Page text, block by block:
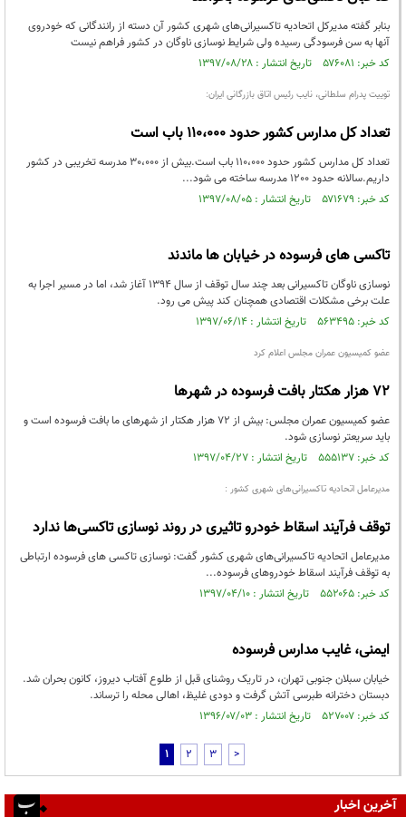
بنابر گفته مدیرکل اتحادیه تاکسیرانی‌های شهری کشور آن دسته از رانندگانی که خودروی
آنها به سن فرسودگی رسیده ولی شرایط نوسازی ناوگان در کشور فراهم نیست
کد خبر: ۵۷۶۰۸۱ تاریخ انتشار : ۱۳۹۷/۰۸/۲۸
توییت پدرام سلطانی، نایب رئیس اتاق بازرگانی ایران:
تعداد كل مدارس كشور حدود ١١٠،٠٠٠ باب است
تعداد كل مدارس كشور حدود ١١٠،٠٠٠ باب است.بيش از ٣٠،٠٠٠ مدرسه تخريبى در كشور
داريم.سالانه حدود ١٢٠٠ مدرسه ساخته مى شود...
کد خبر: ۵۷۱۶۷۹ تاریخ انتشار : ۱۳۹۷/۰۸/۰۵
تاکسی های فرسوده در خیابان ها ماندند
نوسازی ناوگان تاکسیرانی بعد چند سال توقف از سال 1394 آغاز شد، اما در مسیر اجرا به
علت برخی مشکلات اقتصادی همچنان کند پیش می رود.
کد خبر: ۵۶۳۴۹۵ تاریخ انتشار : ۱۳۹۷/۰۶/۱۴
عضو کمیسیون عمران مجلس اعلام کرد
۷۲ هزار هکتار بافت فرسوده در شهر‌ها
عضو کمیسیون عمران مجلس: بیش از ۷۲ هزار هکتار از شهر‌های ما بافت فرسوده است و
باید سریعتر نوسازی شود.
کد خبر: ۵۵۵۱۳۷ تاریخ انتشار : ۱۳۹۷/۰۴/۲۷
مدیرعامل اتحادیه تاکسیرانی‌های شهری کشور :
توقف فرآیند اسقاط خودرو تاثیری در روند نوسازی تاکسی‌ها ندارد
مدیرعامل اتحادیه تاکسیرانی‌های شهری کشور گفت: نوسازی تاکسی های فرسوده ارتباطی
به توقف فرآیند اسقاط خودروهای فرسوده...
کد خبر: ۵۵۲۰۶۵ تاریخ انتشار : ۱۳۹۷/۰۴/۱۰
ایمنی، غایب مدارس فرسوده
خیابان سبلان جنوبی تهران، در تاریک روشنای قبل از طلوع آفتاب دیروز، کانون بحران شد.
دبستان دخترانه طبرسی آتش گرفت و دودی غلیظ، اهالی محله را ترساند.
کد خبر: ۵۲۷۰۰۷ تاریخ انتشار : ۱۳۹۶/۰۷/۰۳
1 2 3 >
آخرین اخبار